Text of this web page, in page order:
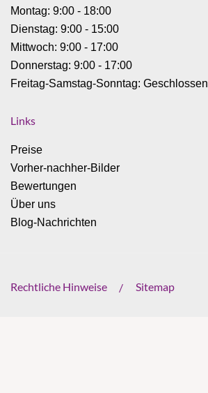
Montag: 9:00 - 18:00
Dienstag: 9:00 - 15:00
Mittwoch: 9:00 - 17:00
Donnerstag: 9:00 - 17:00
Freitag-Samstag-Sonntag: Geschlossen
Links
Preise
Vorher-nachher-Bilder
Bewertungen
Über uns
Blog-Nachrichten
Rechtliche Hinweise / Sitemap